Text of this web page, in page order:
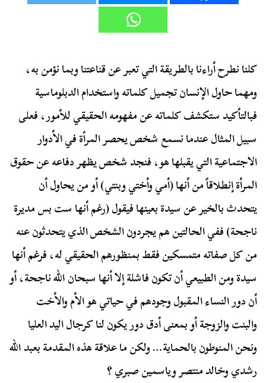
كلنا نطرح أراءنا بالطريقة التي تعبر عن قناعتنا وبما نؤمن به،
ومهما حاول الإنسان تجميل كلماته واستخدام الدبلوماسية
فبالتأكيد ستكشف كلماته عن مفهومه الحقيقي للأمور، فعلى
سبيل المثال عندما نسمع شخص يحصر المرأة في الأدوار
الاجتماعية التي يقبلها هو، فنجد شخص يظهر دفاعه عن حقوق
المرأة إنطلاقاً من أنها (أمي وأختي وبنتي) أو من يحاول أن
يتحدث بالخير عن سيدة بعينها فيقول (رغم أنها ست بس مديرة
ناجحة) ففي الحالتين هم يجردون الشخص الذي يتحدثون عنه
من كل صفاته متمسكين فقط بمنظورهم الحقيقي له، فرغم أنها
سيدة ومن الطبيعي أن تكون فاشلة إلا أنها سبحان الله ناجحة، أو
أن دور النساء المقبول وجودهم في حياتي هو الأم والأخت
والبنت والزوجة أو بمعنى أدق دور يكون لنا كرجال اليد العليا
ونحن المنوطون بالحماية… ولكن ما علاقة هذه المقدمة بعبد الله
رشدي وخالد منتصر وياسمين صبري ؟